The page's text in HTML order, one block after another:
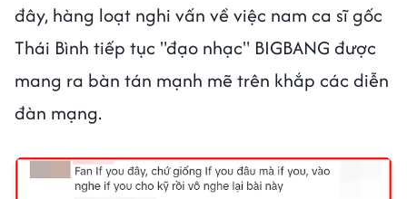
đây, hàng loạt nghi vấn về việc nam ca sĩ gốc
Thái Bình tiếp tục "đạo nhạc" BIGBANG được
mang ra bàn tán mạnh mẽ trên khắp các diễn
đàn mạng.